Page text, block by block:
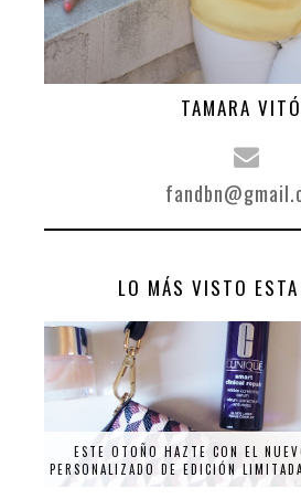
TAMARA
LO MÁS VISTO ESTA
ESTE OTOÑO HAZTE CON EL
PERSONALIZADO DE EDICIÓN